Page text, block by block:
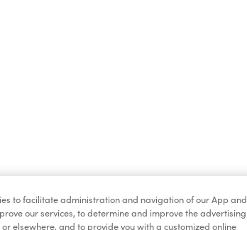
Marchandises
to facilitate administration and navigation of our App and
our services, to determine and improve the advertising
elsewhere, and to provide you with a customized online